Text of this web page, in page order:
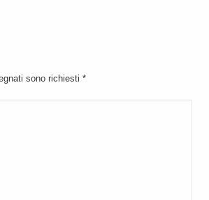
sono richiesti *